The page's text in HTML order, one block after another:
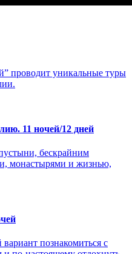
проводит уникальные туры
11 ночей/12 дней
бескрайним
монастырями и жизнью,
познакомиться с